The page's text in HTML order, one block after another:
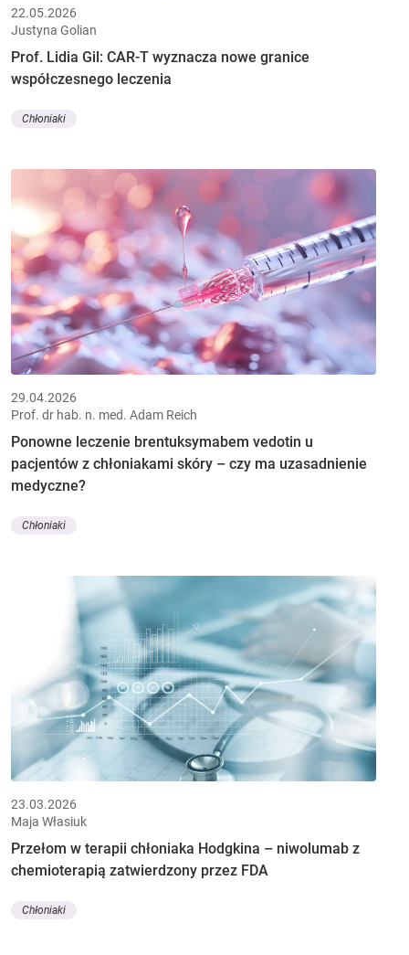
22.05.2026
Justyna Golian
Prof. Lidia Gil: CAR-T wyznacza nowe granice
współczesnego leczenia
Chłoniaki
29.04.2026
Prof. dr hab. n. med. Adam Reich
Ponowne leczenie brentuksymabem vedotin u
pacjentów z chłoniakami skóry – czy ma uzasadnienie
medyczne?
Chłoniaki
23.03.2026
Maja Własiuk
Przełom w terapii chłoniaka Hodgkina – niwolumab z
chemioterapią zatwierdzony przez FDA
Chłoniaki